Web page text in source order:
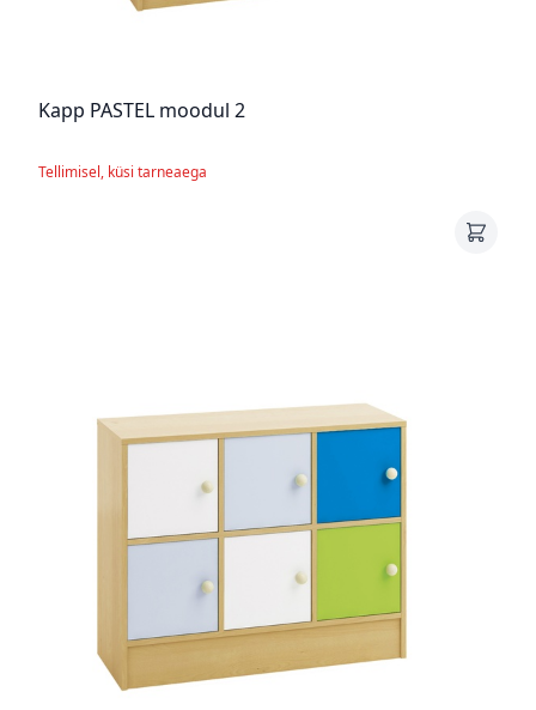
Kapp PASTEL moodul 2
Tellimisel, küsi tarneaega